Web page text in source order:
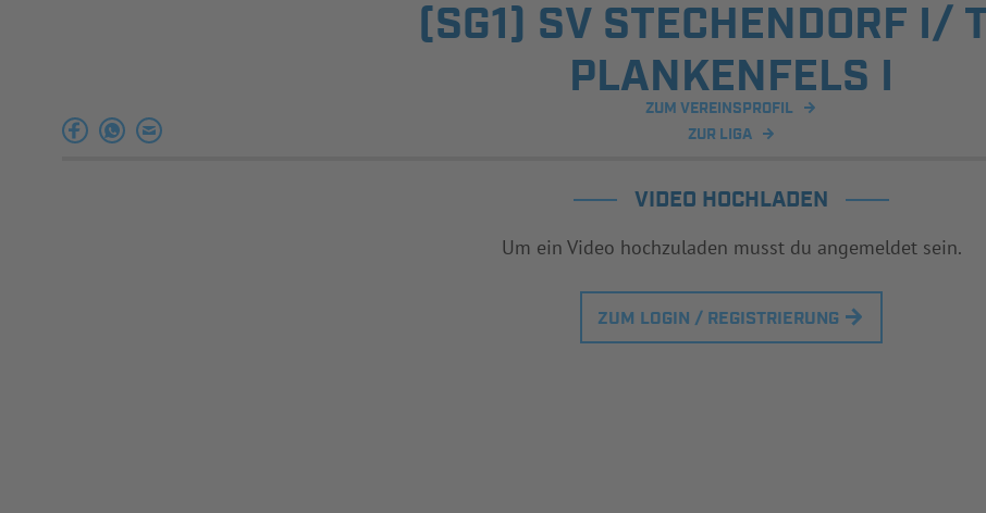
(SG1) SV STECHENDORF I/
PLANKENFELS I
ZUM VEREINSPROFIL
ZUR LIGA
VIDEO HOCHLADEN
Um ein Video hochzuladen musst du angemeldet sein.
ZUM LOGIN / REGISTRIERUNG